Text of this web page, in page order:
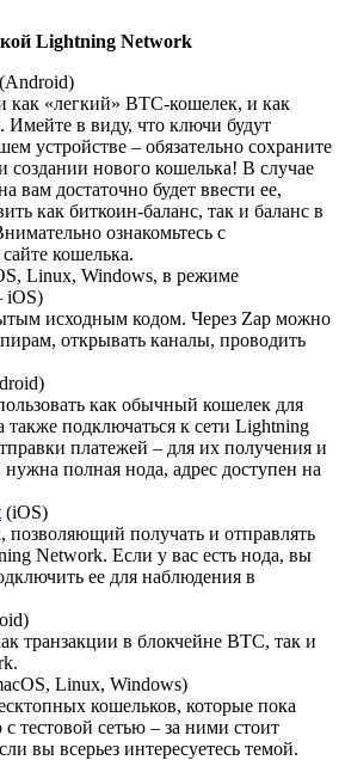
Lightning Network
(Android)
как «легкий» ВТС-кошелек, и как
Имейте в виду, что ключи будут
устройстве – обязательно сохраните
создании нового кошелька! В случае
вам достаточно будет ввести ее,
как биткоин-баланс, так и баланс в
ознакомьтесь с
кошелька.
Linux, Windows, в режиме
iOS)
исходным кодом. Через Zap можно
открывать каналы, проводить
как обычный кошелек для
подключаться к сети Lightning
платежей – для их получения и
полная нода, адрес доступен на
(iOS)
позволяющий получать и отправлять
Network. Если у вас есть нода, вы
ее для наблюдения в
транзакции в блокчейне ВТС, так и
Linux, Windows)
кошельков, которые пока
с тестовой сетью – за ними стоит
вы всерьез интересуетесь темой.